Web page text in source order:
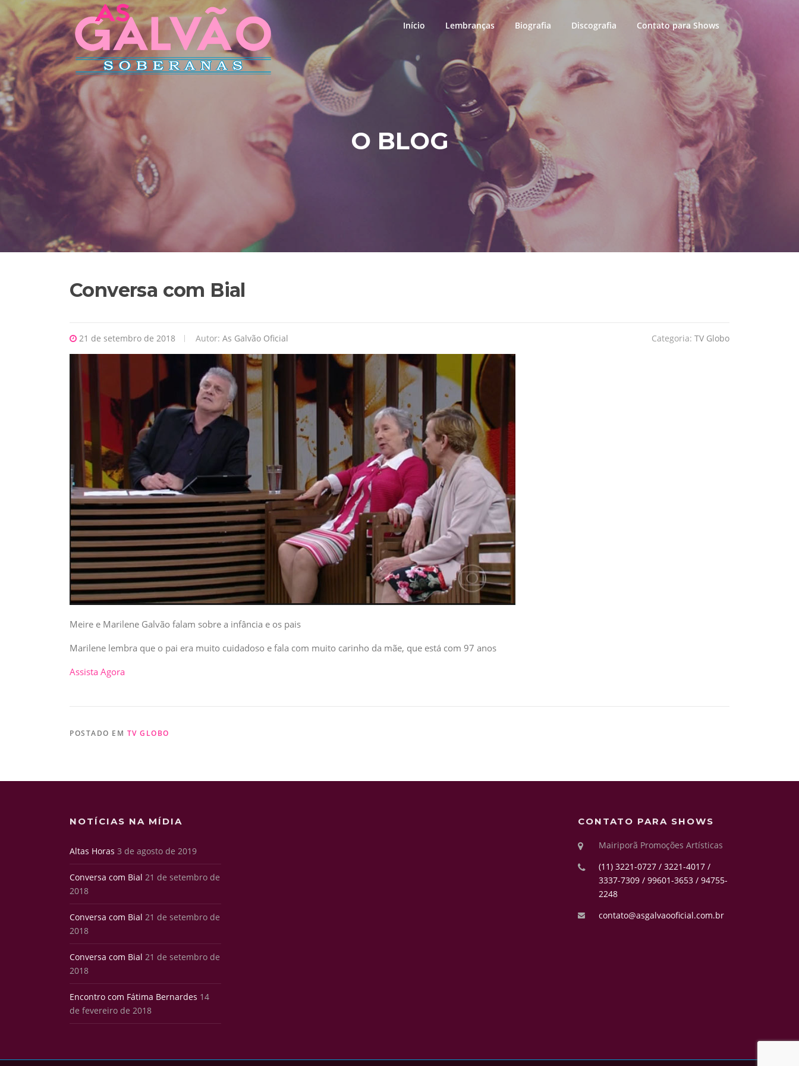
Pular para o conteúdo
Início Lembranças Biografia Discografia Contato para Shows
O BLOG
Conversa com Bial
21 de setembro de 2018 Autor: As Galvão Oficial Categoria: TV Globo
Meire e Marilene Galvão falam sobre a infância e os pais
Marilene lembra que o pai era muito cuidadoso e fala com muito carinho da mãe, que está com 97 anos
Assista Agora
POSTADO EM TV GLOBO
NOTÍCIAS NA MÍDIA
Altas Horas 3 de agosto de 2019
Conversa com Bial 21 de setembro de
2018
Conversa com Bial 21 de setembro de
2018
Conversa com Bial 21 de setembro de
2018
Encontro com Fátima Bernardes 14
de fevereiro de 2018
CONTATO PARA SHOWS
Mairiporã Promoções Artísticas
(11) 3221-0727 / 3221-4017 /
3337-7309 / 99601-3653 / 94755-
2248
contato@asgalvaooficial.com.br